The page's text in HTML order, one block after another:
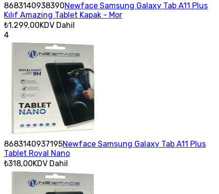
8683140938390Newface Samsung Galaxy Tab A11 Plus
Kılıf Amazing Tablet Kapak - Mor
₺1.299,00KDV Dahil
4
8683140937195Newface Samsung Galaxy Tab A11 Plus
Tablet Royal Nano
₺318,00KDV Dahil